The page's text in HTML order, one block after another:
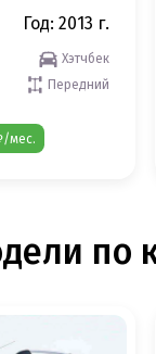
Год: 2013 г.
Хэтчбек
Передний
мес.
по